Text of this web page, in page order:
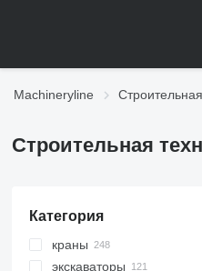
Machineryline
Строительная
Категория
краны
вездеходные краны
экскаваторы